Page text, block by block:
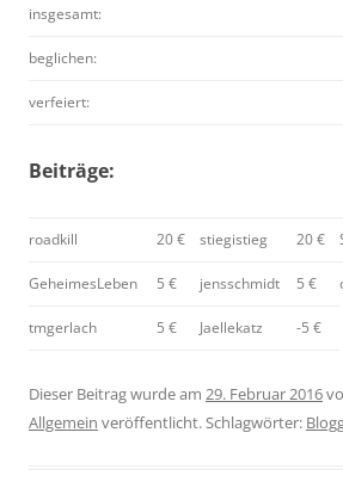
insgesamt:
beglichen:
verfeiert:
Beiträge:
roadkill 20 € stiegistieg 20 €
GeheimesLeben 5 € jensschmidt 5 €
tmgerlach 5 € Jaellekatz -5 €
Dieser Beitrag wurde am 29. Februar 2016
Allgemein veröffentlicht. Schlagwörter: